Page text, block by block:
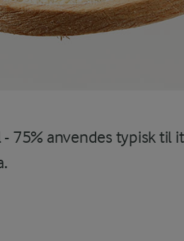
75% anvendes typisk til